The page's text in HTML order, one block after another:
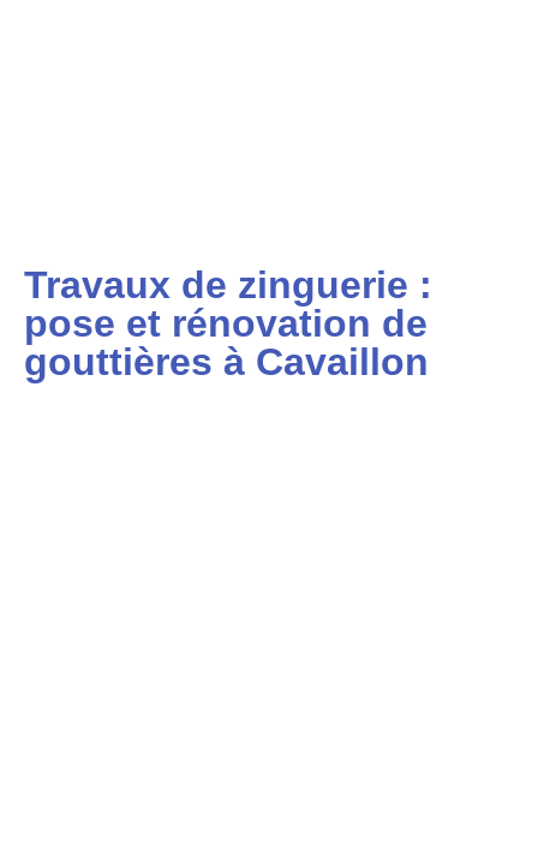
Travaux de zinguerie :
pose et rénovation de
gouttières à Cavaillon